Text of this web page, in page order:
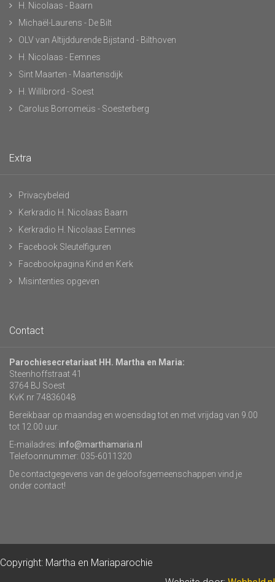
H. Nicolaas - Baarn
Michaël-Laurens - De Bilt
OLV van Altijddurende Bijstand - Bilthoven
H. Nicolaas - Eemnes
Sint Maarten - Maartensdijk
H. Willibrord - Soest
Carolus Borromeüs - Soesterberg
Extra
Privacybeleid
Kerkradio H. Nicolaas Baarn
Kerkradio H. Nicolaas Eemnes
Facebook Sleutelfiguren
Facebookpagina Kind en Kerk
Misintenties opgeven
Contact
Parochiesecretariaat HH. Martha en Maria:
Steenhoffstraat 41
3764 BJ Soest
KvK nr 74836048
Bereikbaar op maandag en woensdag tot en met vrijdag van 9.00
tot 12.00 uur.
E-mailadres: info@marthamaria.nl
Telefoonnummer: 035-6011320
De contactgegevens van de geloofsgemeenschappen vind je
onder contact!
Copyright: Martha en Mariaparochie